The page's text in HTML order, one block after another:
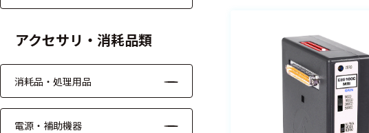
アクセサリ・消耗品類
消耗品・処理用品
電源・補助機器